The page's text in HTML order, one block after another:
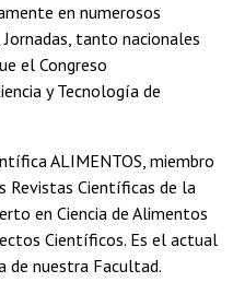
en numerosos
Jornadas, tanto nacionales
el Congreso
y Tecnología de
ALIMENTOS, miembro
Revistas Científicas de la
en Ciencia de Alimentos
Científicos. Es el actual
de nuestra Facultad.